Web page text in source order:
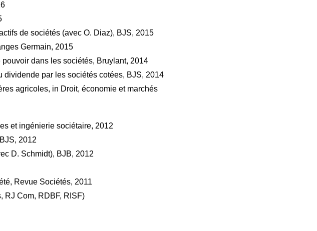
de sociétés (avec O. Diaz), BJS, 2015
Germain, 2015
dans les sociétés, Bruylant, 2014
dividende par les sociétés cotées, BJS, 2014
agricoles, in Droit, économie et marchés
et ingénierie sociétaire, 2012
2012
D. Schmidt), BJB, 2012
Revue Sociétés, 2011
RJ Com, RDBF, RISF)